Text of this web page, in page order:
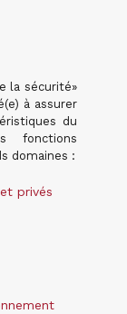
la sécurité»
à assurer
du
fonctions
domaines :
privés